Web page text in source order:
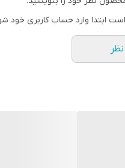
است ابتدا وارد حساب کاربری خود